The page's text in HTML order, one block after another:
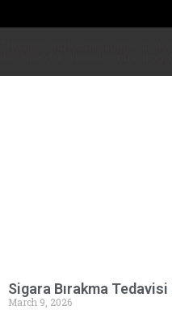
Sigara Bırakma
March 9, 2026